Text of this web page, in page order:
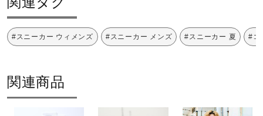
e
#スニーカー ウィメンズ #スニーカー メンズ #スニーカー 夏 #コ
関連商品